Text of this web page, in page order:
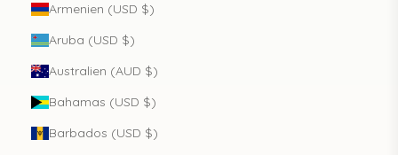
Armenien (USD $)
Aruba (USD $)
Australien (AUD $)
Bahamas (USD $)
Barbados (USD $)